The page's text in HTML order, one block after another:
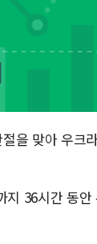
'호우 특
오세훈 "
을 맞아 우크
지 36시간 동안